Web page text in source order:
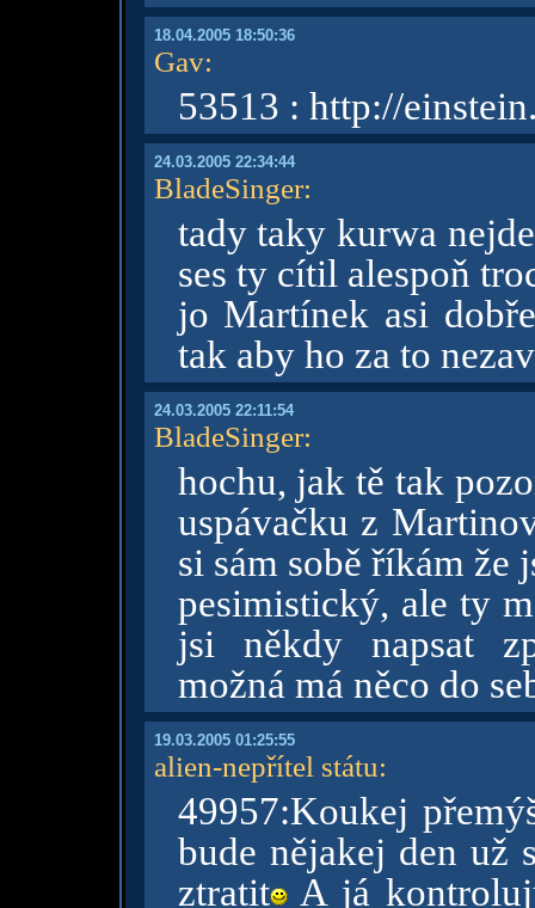
18.04.2005 18:50:36
Gav:
53513 : http://
24.03.2005 22:34:44
BladeSinger:
tady taky kurwa
ses ty cítil alespoň
jo Martínek asi
tak aby ho za to
24.03.2005 22:11:54
BladeSinger:
hochu, jak tě tak
uspávačku z
si sám sobě říkám že
pesimistický, ale ty
jsi někdy napsat
možná má něco do
19.03.2005 01:25:55
alien-nepřítel státu:
49957:Koukej
bude nějakej den už
ztratit A já